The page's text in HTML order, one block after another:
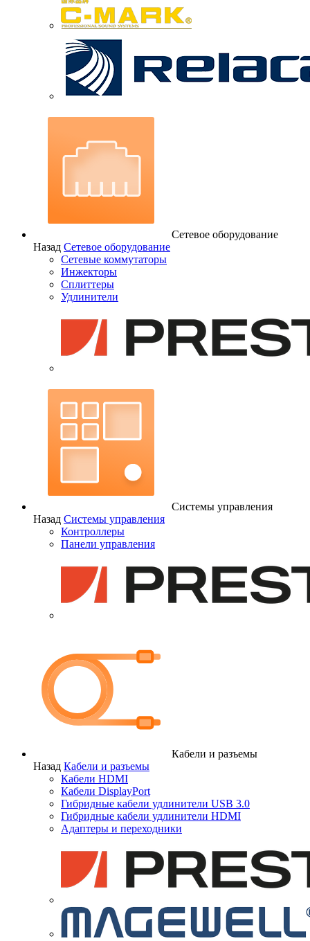
Сетевое оборудование
Назад Сетевое оборудование
Сетевые коммутаторы
Инжекторы
Сплиттеры
Удлинители
Системы управления
Назад Системы управления
Контроллеры
Панели управления
Кабели и разъемы
Назад Кабели и разъемы
Кабели HDMI
Кабели DisplayPort
Гибридные кабели удлинители USB 3.0
Гибридные кабели удлинители HDMI
Адаптеры и переходники